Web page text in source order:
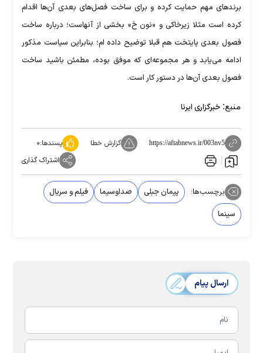
برند‌های مهم حمایت کرده و برای ساخت فصل‌های بعدی آن‌ها اقدام
کرده است مثلا زیرخاکی و «نون خ» بخشی از آنهاست؛ درباره ساخت
فصول بعدی پایتخت هم قبلا توضیح داده ام؛ بنابراین سیاست مذکور
ادامه می‌یابد و هر مجموعه‌ای که موفق بوده، مطمئن باشید ساخت
فصول بعدی آن‌ها در دستور کار است.
منبع: خبرگزاری ایرنا
https://aftabnews.ir/003nv5 گزارش خطا پسندها:۰
اشتراک گذاری
برچسب‌ها: پیمان جبلی صداوسیما
فیلم و سریال
سینما
ارسال پیام